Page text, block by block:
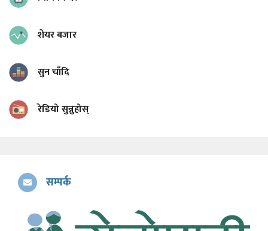
शेयर बजार
सुन चाँदि
रेडियो सुन्नुहोस्
सम्पर्क